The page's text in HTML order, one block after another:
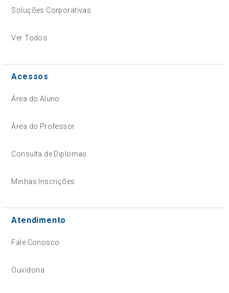
Soluções Corporativas
Ver Todos
Acessos
Área do Aluno
Área do Professor
Consulta de Diplomas
Minhas Inscrições
Atendimento
Fale Conosco
Ouvidoria